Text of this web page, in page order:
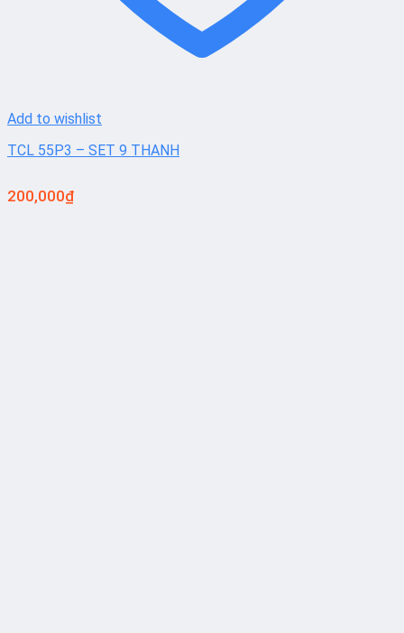
Add to wishlist
TCL 55P3 – SET 9 THANH
200,000₫